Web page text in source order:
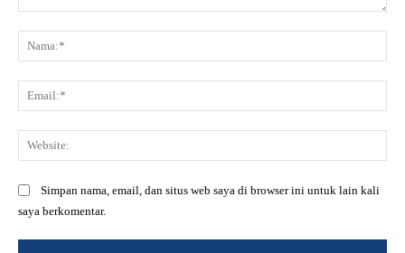
Simpan nama, email, dan situs web saya di browser ini untuk lain kali
saya berkomentar.